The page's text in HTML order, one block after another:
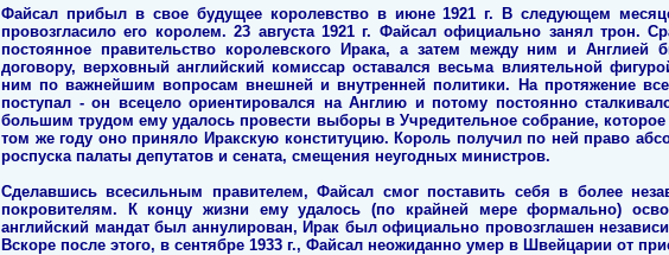
Файсал прибыл в свое будущее королевство в июне 1921 г. В следующем
провозгласило его королем. 23 августа 1921 г. Файсал официально занял трон.
постоянное правительство королевского Ирака, а затем между ним и Англией
договору, верховный английский комиссар оставался весьма влиятельной
ним по важнейшим вопросам внешней и внутренней политики. На протяжение
поступал - он всецело ориентировался на Англию и потому постоянно
большим трудом ему удалось провести выборы в Учредительное собрание,
том же году оно приняло Иракскую конституцию. Король получил по ней право
роспуска палаты депутатов и сената, смещения неугодных министров.
Сделавшись всесильным правителем, Файсал смог поставить себя в более
покровителям. К концу жизни ему удалось (по крайней мере формально)
английский мандат был аннулирован, Ирак был официально провозглашен
Вскоре после этого, в сентябре 1933 г., Файсал неожиданно умер в Швейцарии от